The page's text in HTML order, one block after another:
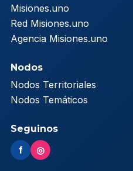
Misiones.uno
Red Misiones.uno
Agencia Misiones.uno
Nodos
Nodos Territoriales
Nodos Temáticos
Seguinos
f ◎